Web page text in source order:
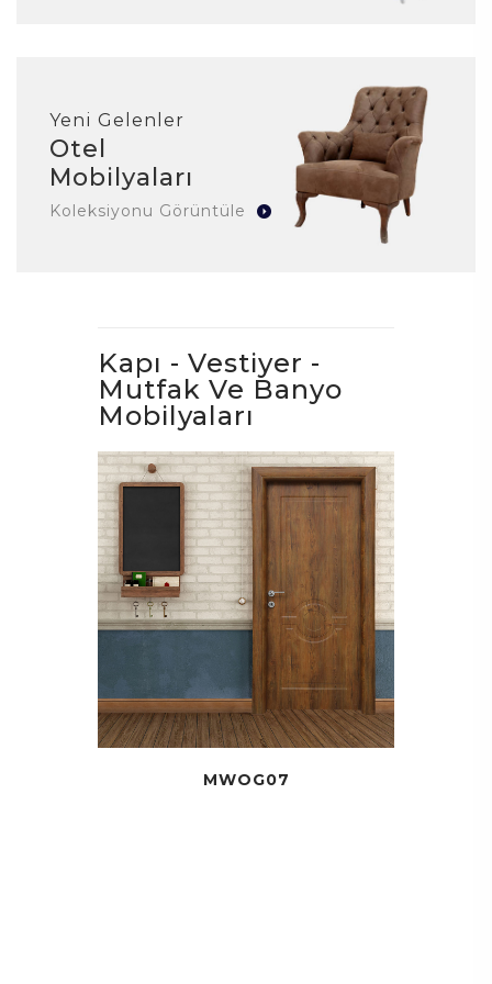
Yeni Gelenler
Otel
Mobilyaları
Koleksiyonu Görüntüle
Kapı - Vestiyer -
Mutfak Ve Banyo
Mobilyaları
MWOG07